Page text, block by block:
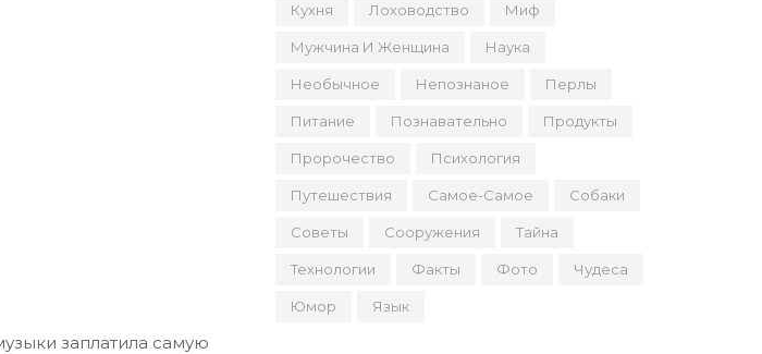
заплатила самую
Кухня Лоховодство Миф
Мужчина И Женщина Наука
Необычное Непознаное Перлы
Питание Познавательно Продукты
Пророчество Психология
Путешествия Самое-Самое Собаки
Советы Сооружения Тайна
Технологии Факты Фото Чудеса
Юмор Язык